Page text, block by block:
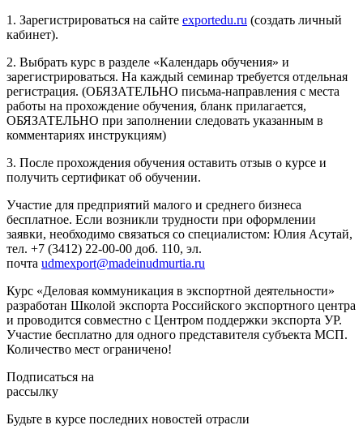
1. Зарегистрироваться на сайте exportedu.ru (создать личный
кабинет).
2. Выбрать курс в разделе «Календарь обучения» и
зарегистрироваться. На каждый семинар требуется отдельная
регистрация. (ОБЯЗАТЕЛЬНО письма-направления с места
работы на прохождение обучения, бланк прилагается,
ОБЯЗАТЕЛЬНО при заполнении следовать указанным в
комментариях инструкциям)
3. После прохождения обучения оставить отзыв о курсе и
получить сертификат об обучении.
Участие для предприятий малого и среднего бизнеса
бесплатное. Если возникли трудности при оформлении
заявки, необходимо связаться со специалистом: Юлия Асутай,
тел. +7 (3412) 22-00-00 доб. 110, эл.
почта udmexport@madeinudmurtia.ru
Курс «Деловая коммуникация в экспортной деятельности»
разработан Школой экспорта Российского экспортного центра
и проводится совместно с Центром поддержки экспорта УР.
Участие бесплатно для одного представителя субъекта МСП.
Количество мест ограничено!
Подписаться на
рассылку
Будьте в курсе последних новостей отрасли